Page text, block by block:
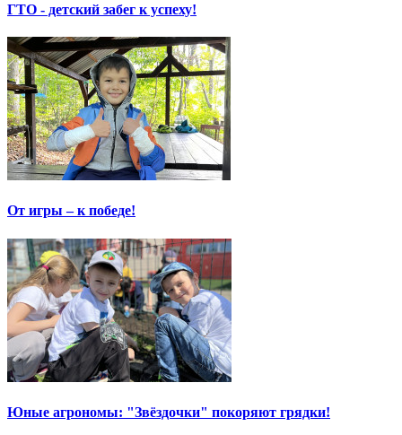
ГТО - детский забег к успеху!
От игры – к победе!
Юные агрономы: "Звёздочки" покоряют грядки!